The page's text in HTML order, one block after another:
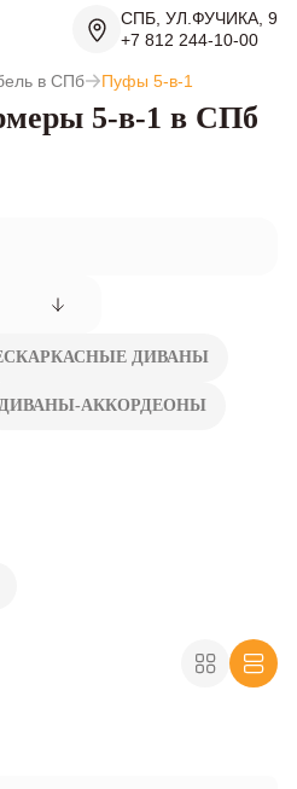
СПБ, УЛ.ФУЧИКА, 9
+7 812 244-10-00
в СПб Пуфы 5-в-1
5-в-1 в СПб
ДИВАНЫ
ДИВАНЫ-АККОРДЕОНЫ